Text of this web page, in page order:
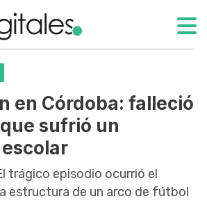
en Córdoba: falleció
sufrió un
trágico episodio ocurrió el
estructura de un arco de fútbol